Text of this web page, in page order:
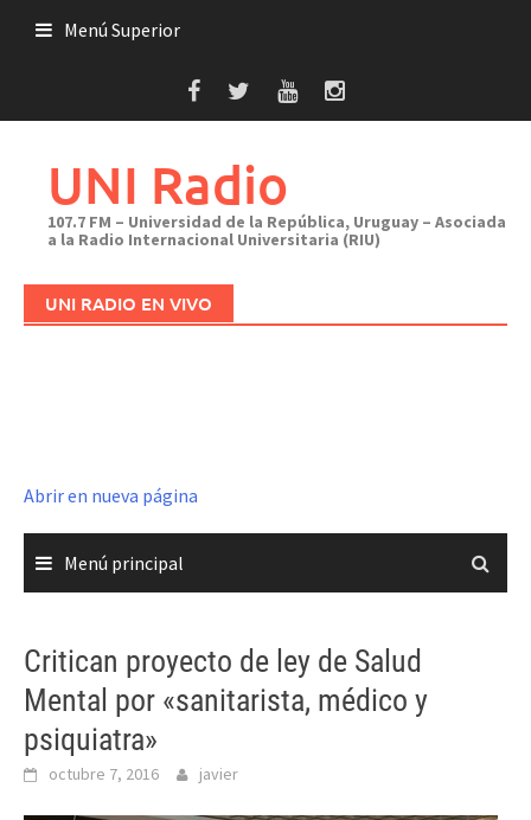
Menú Superior
UNI Radio
107.7 FM – Universidad de la República, Uruguay – Asociada
a la Radio Internacional Universitaria (RIU)
UNI RADIO EN VIVO
Abrir en nueva página
Menú principal
Critican proyecto de ley de Salud
Mental por «sanitarista, médico y
psiquiatra»
octubre 7, 2016 javier